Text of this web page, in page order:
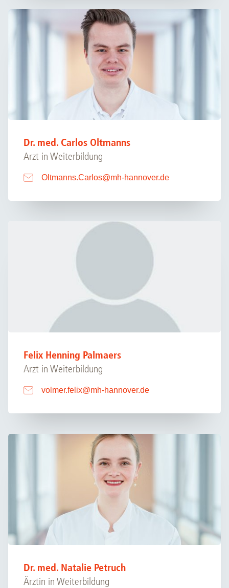
Dr. med. Carlos Oltmanns
Arzt in Weiterbildung
Oltmanns.Carlos@mh-hannover.de
Felix Henning Palmaers
Arzt in Weiterbildung
volmer.felix@mh-hannover.de
Dr. med. Natalie Petruch
Ärztin in Weiterbildung